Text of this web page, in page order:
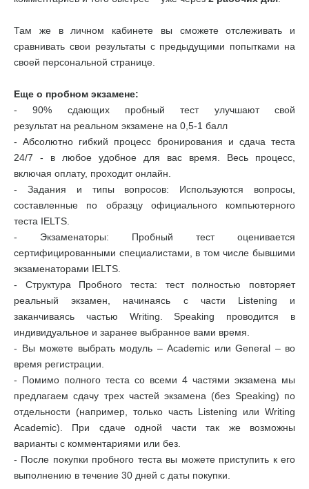
Там же в личном кабинете вы сможете отслеживать и
сравнивать свои результаты с предыдущими попытками на
своей персональной странице.
Еще о пробном экзамене:
- 90% сдающих пробный тест улучшают свой
результат на реальном экзамене на 0,5-1 балл
- Абсолютно гибкий процесс бронирования и сдача теста
24/7 - в любое удобное для вас время. Весь процесс,
включая оплату, проходит онлайн.
- Задания и типы вопросов: Используются вопросы,
составленные по образцу официального компьютерного
теста IELTS.
- Экзаменаторы: Пробный тест оценивается
сертифицированными специалистами, в том числе бывшими
экзаменаторами IELTS.
- Структура Пробного теста: тест полностью повторяет
реальный экзамен, начинаясь с части Listening и
заканчиваясь частью Writing. Speaking проводится в
индивидуальное и заранее выбранное вами время.
- Вы можете выбрать модуль – Academic или General – во
время регистрации.
- Помимо полного теста со всеми 4 частями экзамена мы
предлагаем сдачу трех частей экзамена (без Speaking) по
отдельности (например, только часть Listening или Writing
Academic). При сдаче одной части так же возможны
варианты с комментариями или без.
- После покупки пробного теста вы можете приступить к его
выполнению в течение 30 дней с даты покупки.